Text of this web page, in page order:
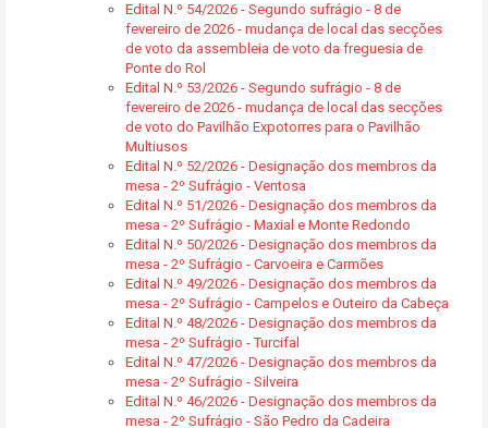
Edital N.º 54/2026 - Segundo sufrágio - 8 de
fevereiro de 2026 - mudança de local das secções
de voto da assembleia de voto da freguesia de
Ponte do Rol
Edital N.º 53/2026 - Segundo sufrágio - 8 de
fevereiro de 2026 - mudança de local das secções
de voto do Pavilhão Expotorres para o Pavilhão
Multiusos
Edital N.º 52/2026 - Designação dos membros da
mesa - 2º Sufrágio - Ventosa
Edital N.º 51/2026 - Designação dos membros da
mesa - 2º Sufrágio - Maxial e Monte Redondo
Edital N.º 50/2026 - Designação dos membros da
mesa - 2º Sufrágio - Carvoeira e Carmões
Edital N.º 49/2026 - Designação dos membros da
mesa - 2º Sufrágio - Campelos e Outeiro da Cabeça
Edital N.º 48/2026 - Designação dos membros da
mesa - 2º Sufrágio - Turcifal
Edital N.º 47/2026 - Designação dos membros da
mesa - 2º Sufrágio - Silveira
Edital N.º 46/2026 - Designação dos membros da
mesa - 2º Sufrágio - São Pedro da Cadeira